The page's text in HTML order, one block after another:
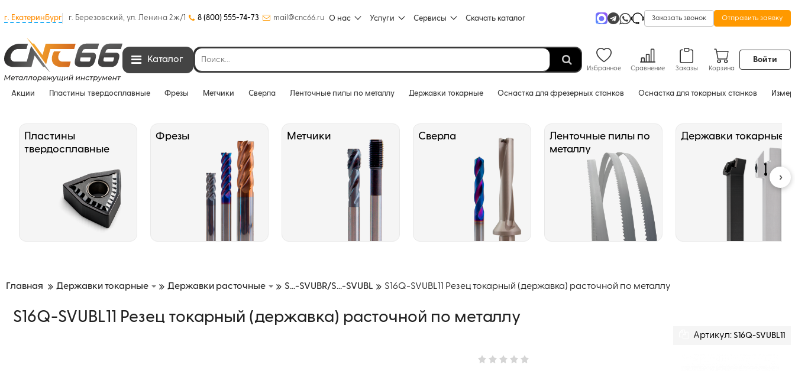
г. Екатеринбург г. Березовский, ул. Ленина 2ж/1 8 (800) 555-74-73 mail@cnc66.ru О нас Услуги Сервисы Скачать каталог Заказать звонок Отправить заявку
Каталог
Избранное Сравнение Заказы Корзина
Войти
Акции Пластины твердосплавные Фрезы Метчики Сверла Ленточные пилы по металлу Державки токарные Оснастка для фрезерных станков Оснастка для токарных станков
Пластины
твердосплавные
Фрезы Метчики Сверла
Ленточные пилы по
металлу
Державки токарные
Главная Державки токарные Державки расточные S...-SVUBR/S...-SVUBL S16Q-SVUBL11 Резец токарный (державка) расточной по металлу
S16Q-SVUBL11 Резец токарный (державка) расточной по металлу
Артикул: S16Q-SVUBL11